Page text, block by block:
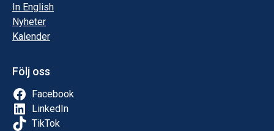
In English
Nyheter
Kalender
Följ oss
Facebook
LinkedIn
TikTok